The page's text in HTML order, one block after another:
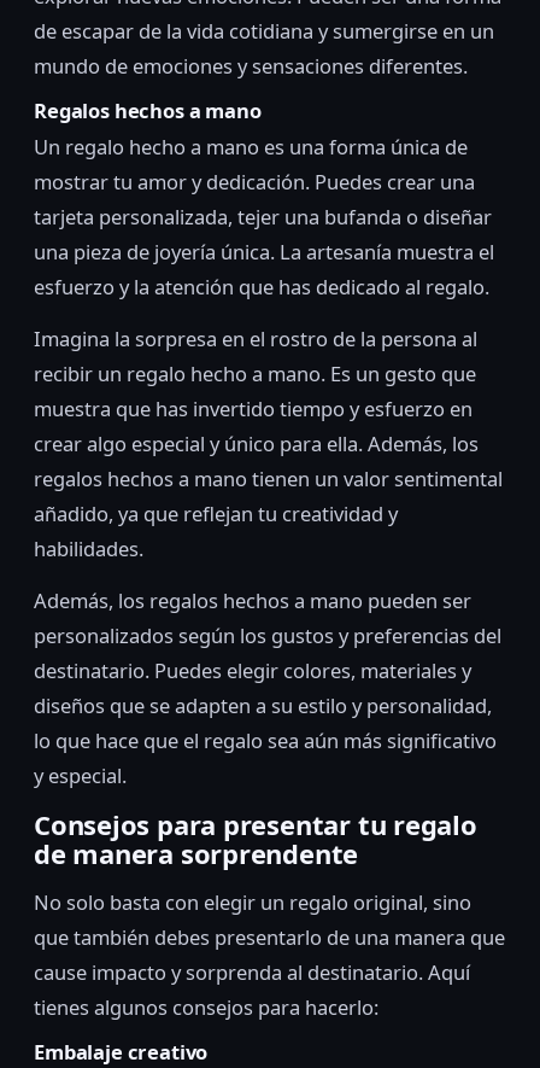
de escapar de la vida cotidiana y sumergirse en un
mundo de emociones y sensaciones diferentes.
Regalos hechos a mano
Un regalo hecho a mano es una forma única de
mostrar tu amor y dedicación. Puedes crear una
tarjeta personalizada, tejer una bufanda o diseñar
una pieza de joyería única. La artesanía muestra el
esfuerzo y la atención que has dedicado al regalo.
Imagina la sorpresa en el rostro de la persona al
recibir un regalo hecho a mano. Es un gesto que
muestra que has invertido tiempo y esfuerzo en
crear algo especial y único para ella. Además, los
regalos hechos a mano tienen un valor sentimental
añadido, ya que reflejan tu creatividad y
habilidades.
Además, los regalos hechos a mano pueden ser
personalizados según los gustos y preferencias del
destinatario. Puedes elegir colores, materiales y
diseños que se adapten a su estilo y personalidad,
lo que hace que el regalo sea aún más significativo
y especial.
Consejos para presentar tu regalo
de manera sorprendente
No solo basta con elegir un regalo original, sino
que también debes presentarlo de una manera que
cause impacto y sorprenda al destinatario. Aquí
tienes algunos consejos para hacerlo:
Embalaje creativo